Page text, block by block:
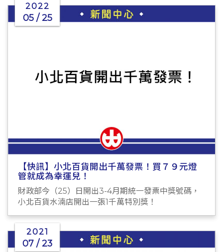
2022
05 / 25
【快訊】小北百貨開出千萬發票！買７９元燈
管就成為幸運兒！
財政部今（25）日開出3-4月期統一發票中獎號碼，
小北百貨水湳店開出一張1千萬特別獎！
2021
07 / 23